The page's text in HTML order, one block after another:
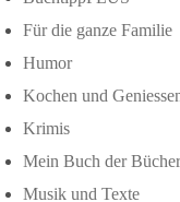
Für die ganze Familie
Humor
Kochen und
Krimis
Mein Buch der Bücher
Musik und Texte